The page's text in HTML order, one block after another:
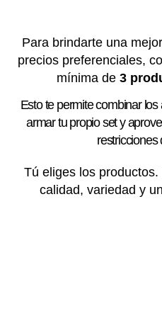
Para brindarte una
precios preferenciales,
mínima de 3
Esto te permite combinar
armar tu propio set y
restricciones
Tú eliges los
calidad, variedad y